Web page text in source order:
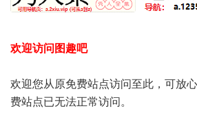
欢迎访问图趣吧
欢迎您从原免费站点访问至此，可放
费站点已无法正常访问。